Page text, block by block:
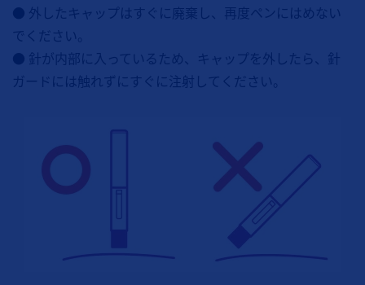
● 外したキャップはすぐに廃棄し、再度ペンにはめない
でください。
● 針が内部に入っているため、キャップを外したら、針
ガードには触れずにすぐに注射してください。